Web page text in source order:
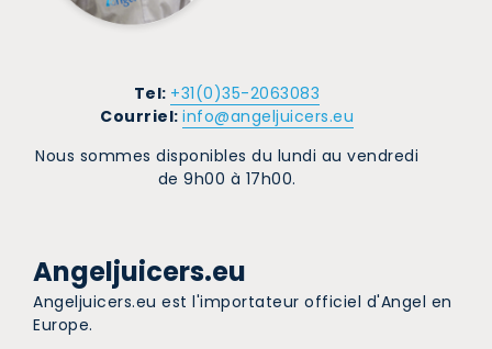
Tel: +31(0)35-2063083
Courriel: info@angeljuicers.eu
Nous sommes disponibles du lundi au vendredi
de 9h00 à 17h00.
Angeljuicers.eu
Angeljuicers.eu est l'importateur officiel d'Angel en
Europe.